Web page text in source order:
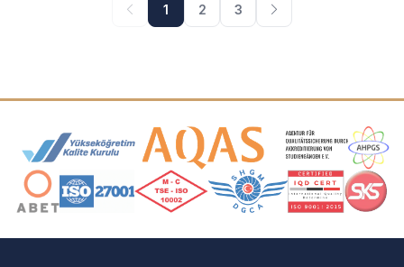
1 2 3
Akreditasyon ve Üyelik Logoları